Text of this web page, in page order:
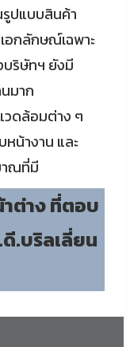
ปแบบสินค้า
อกลักษณ์เฉพาะ
บริษัทฯ ยังมี
มาก
วดล้อมต่าง ๆ
น้างาน และ
าณที่มี
ต่าง ที่ตอบ
ดี.บริลเลี่ยน